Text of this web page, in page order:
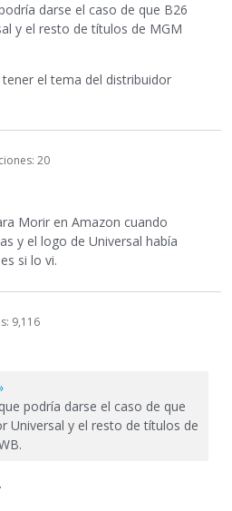
darse el caso de que B26
y el resto de títulos de MGM
el tema del distribuidor
20
Morir en Amazon cuando
y el logo de Universal había
si lo vi.
9,116
podría darse el caso de que
Universal y el resto de títulos de